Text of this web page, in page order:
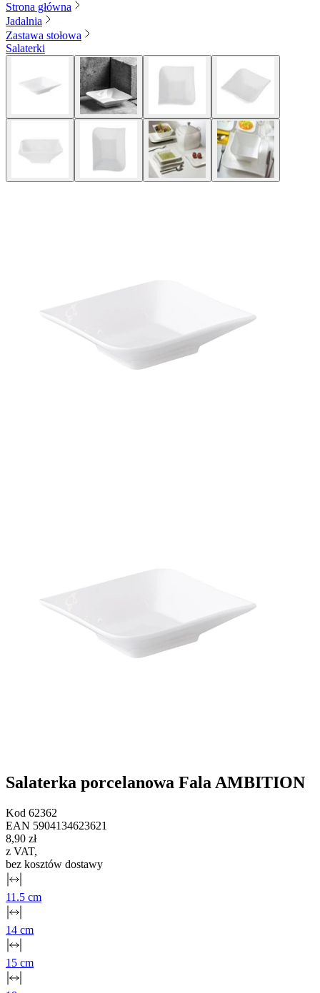
Strona główna
Jadalnia
Zastawa stołowa
Salaterki
Salaterka porcelanowa Fala AMBITION
Kod 62362
EAN 5904134623621
8,90 zł
z VAT,
bez kosztów dostawy
11.5 cm
14 cm
15 cm